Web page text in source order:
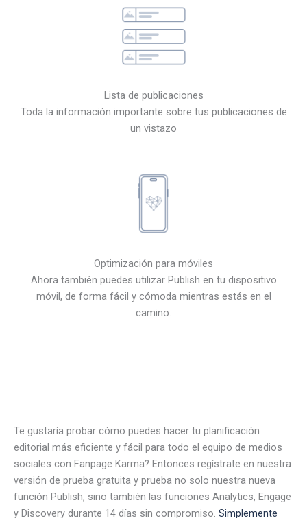
Lista de publicaciones
Toda la información importante sobre tus publicaciones de
un vistazo
Optimización para móviles
Ahora también puedes utilizar Publish en tu dispositivo
móvil, de forma fácil y cómoda mientras estás en el
camino.
Te gustaría probar cómo puedes hacer tu planificación
editorial más eficiente y fácil para todo el equipo de medios
sociales con Fanpage Karma? Entonces regístrate en nuestra
versión de prueba gratuita y prueba no solo nuestra nueva
función Publish, sino también las funciones Analytics, Engage
y Discovery durante 14 días sin compromiso. Simplemente